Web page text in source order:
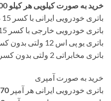
خرید به صورت کیلویی هر کیلو 14100 تومان
باتری خودرویی ایرانی با کسر 15 درصد آب باتری
باتری خودرویی خارجی با کسر 15 درصد آب باتری
باتری یو پی اس 12 ولتی بدون کسر آب باتری
باتری مخابراتی 2 ولتی بدون کسر آب باتری
خرید به صورت آمپری
باتری خودرویی ایرانی هر آمپر